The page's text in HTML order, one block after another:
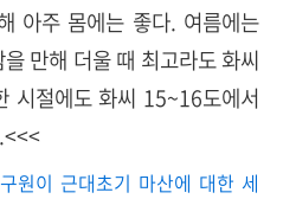
아주 몸에는 좋다. 여름에는
만해 더울 때 최고라도 화씨
시절에도 화씨 15~16도에서
원이 근대초기 마산에 대한 세